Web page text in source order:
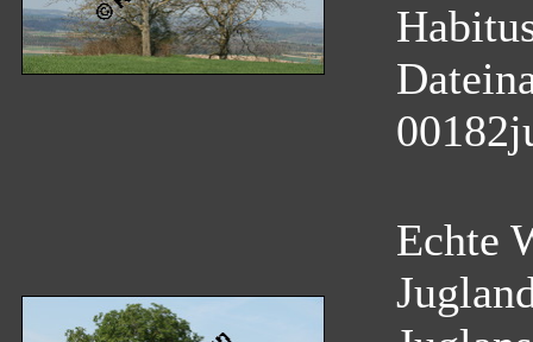
Echte